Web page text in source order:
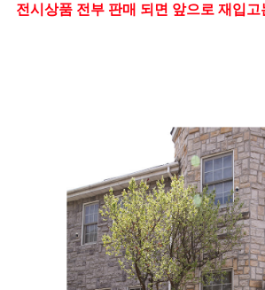
전시상품 전부 판매 되면 앞으로 재입